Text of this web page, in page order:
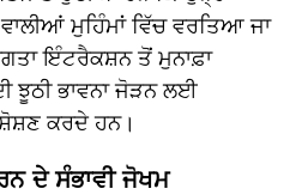
ਮੁਹਿੰਮਾਂ ਵਿੱਚ ਵਰਤਿਆ ਜਾ
ਇੰਟਰੈਕਸ਼ਨ ਤੋਂ ਮੁਨਾਫ਼ਾ
ਝੂਠੀ ਭਾਵਨਾ ਜੋੜਨ ਲਈ
ਕਰਦੇ ਹਨ।
ਦੇ ਸੰਭਾਵੀ ਜੋਖਮ